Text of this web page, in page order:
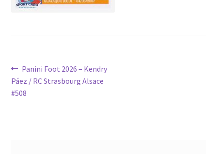
Navigation
de
Article
précédent :
Panini Foot 2026 – Kendry
Páez / RC Strasbourg Alsace
#508